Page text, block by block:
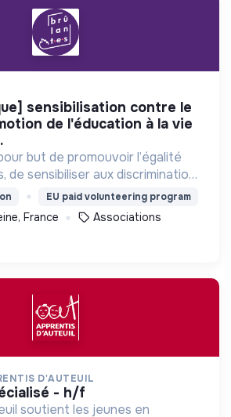
de l'éducation à la vie
but de promouvoir l’égalité
de sensibiliser aux discriminations
violences sexistes et
EU paid volunteering program
France Associations
D'AUTEUIL
- h/f
soutient les jeunes en